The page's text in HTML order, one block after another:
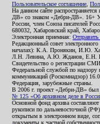
Пользовательское соглашение
На данном сайте
ДВ» со знаком «Дебри-ДВ». 16+
России, член Союза писателей
680032, Хабаровский край,
Электронная приемная:
Редакционный совет
началах): К.А. Пронякин, И.Ю.
Л.Н. Левина, А.Ю. Жданов, Е.Н.
Свидетельство о регистрации
Федеральной службой по надзору
коммуникаций (Роскомнадзор)
Федерация, зарубежные страны.
В 2006 г. проект «Дебри-ДВ» был
№ 125 «Об архивном деле в
Основной фонд архива
рукописи по дальневосточной
открытым в электронном виде,
документы к частной